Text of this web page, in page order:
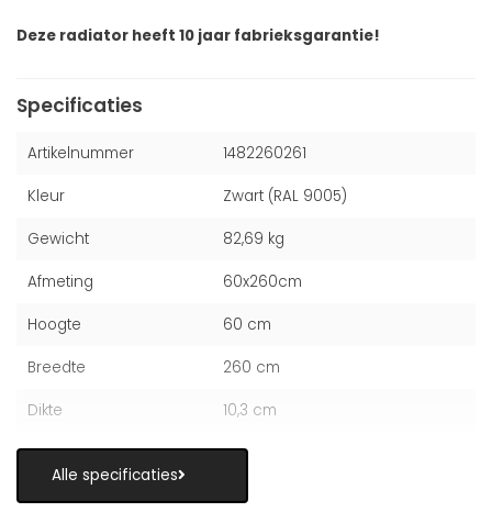
Deze radiator heeft 10 jaar fabrieksgarantie!
Specificaties
Artikelnummer 1482260261
Kleur Zwart (RAL 9005)
Gewicht 82,69 kg
Afmeting 60x260cm
Hoogte 60 cm
Breedte 260 cm
Dikte 10,3 cm
Alle specificaties